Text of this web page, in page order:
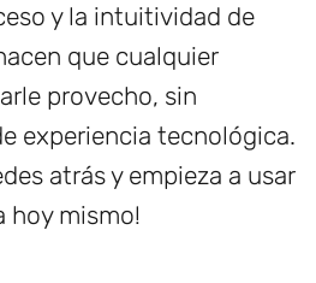
y la intuitividad de
que cualquier
provecho, sin
experiencia tecnológica.
atrás y empieza a usar
hoy mismo!